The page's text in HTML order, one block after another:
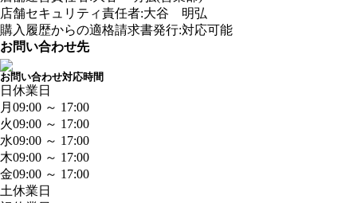
店舗セキュリティ責任者:大谷 明弘
購入履歴からの適格請求書発行:対応可能
お問い合わせ先
お問い合わせ対応時間
日 休業日
月 09:00 ～ 17:00
火09:00 ～ 17:00
水09:00 ～ 17:00
木09:00 ～ 17:00
金09:00 ～ 17:00
土休業日